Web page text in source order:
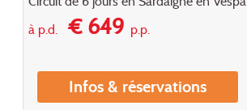
à p.d.€ 649p.p.
Infos & réservations